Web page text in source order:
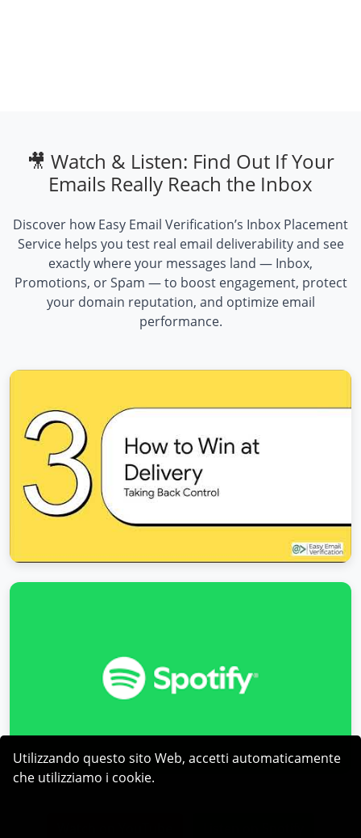
🎥 Watch & Listen: Find Out If Your
Emails Really Reach the Inbox
Discover how Easy Email Verification’s Inbox Placement
Service helps you test real email deliverability and see
exactly where your messages land — Inbox,
Promotions, or Spam — to boost engagement, protect
your domain reputation, and optimize email
performance.
Utilizzando questo sito Web, accetti automaticamente
che utilizziamo i cookie.